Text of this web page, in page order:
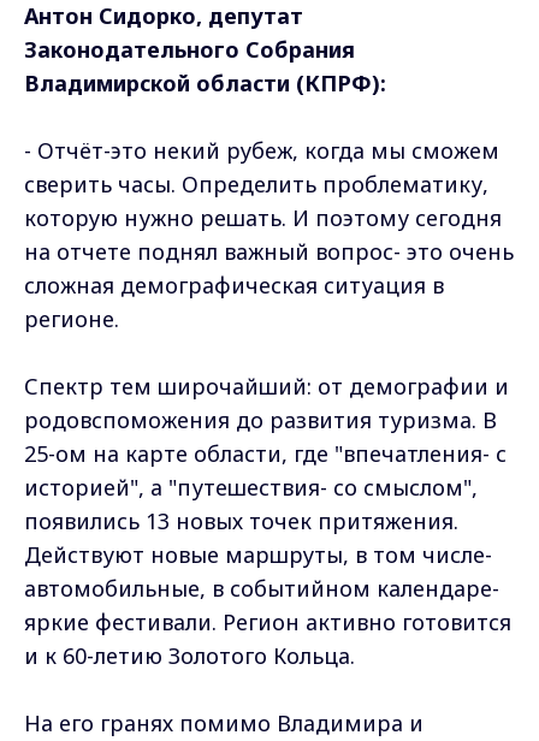
Антон Сидорко, депутат
Законодательного Собрания
Владимирской области (КПРФ):
- Отчёт-это некий рубеж, когда мы сможем
сверить часы. Определить проблематику,
которую нужно решать. И поэтому сегодня
на отчете поднял важный вопрос- это очень
сложная демографическая ситуация в
регионе.
Спектр тем широчайший: от демографии и
родовспоможения до развития туризма. В
25-ом на карте области, где "впечатления- с
историей", а "путешествия- со смыслом",
появились 13 новых точек притяжения.
Действуют новые маршруты, в том числе-
автомобильные, в событийном календаре-
яркие фестивали. Регион активно готовится
и к 60-летию Золотого Кольца.
На его гранях помимо Владимира и